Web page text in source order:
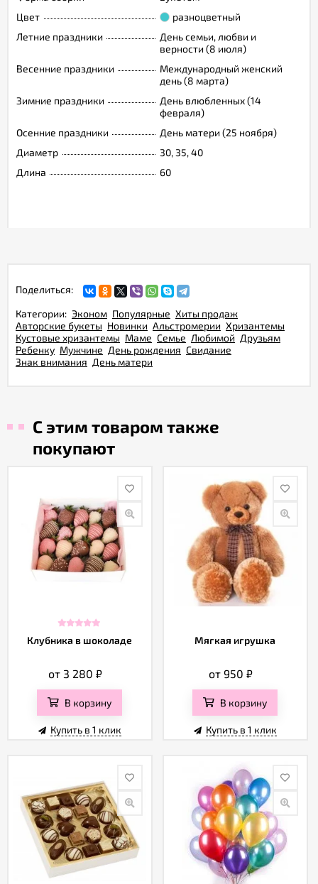
Цвет
разноцветный
Летние праздники
День семьи, любви и
верности (8 июля)
Весенние праздники
Международный женский
день (8 марта)
Зимние праздники
День влюбленных (14
февраля)
Осенние праздники
День матери (25 ноября)
Диаметр
30, 35, 40
Длина
60
Поделиться:
Категории: Эконом Популярные Хиты продаж
Авторские букеты Новинки Альстромерии Хризантемы
Кустовые хризантемы Маме Семье Любимой Друзьям
Ребенку Мужчине День рождения Свидание
Знак внимания День матери
С этим товаром также
покупают
Клубника в шоколаде
от 3 280₽
В корзину
Купить в 1 клик
Мягкая игрушка
от 950₽
В корзину
Купить в 1 клик